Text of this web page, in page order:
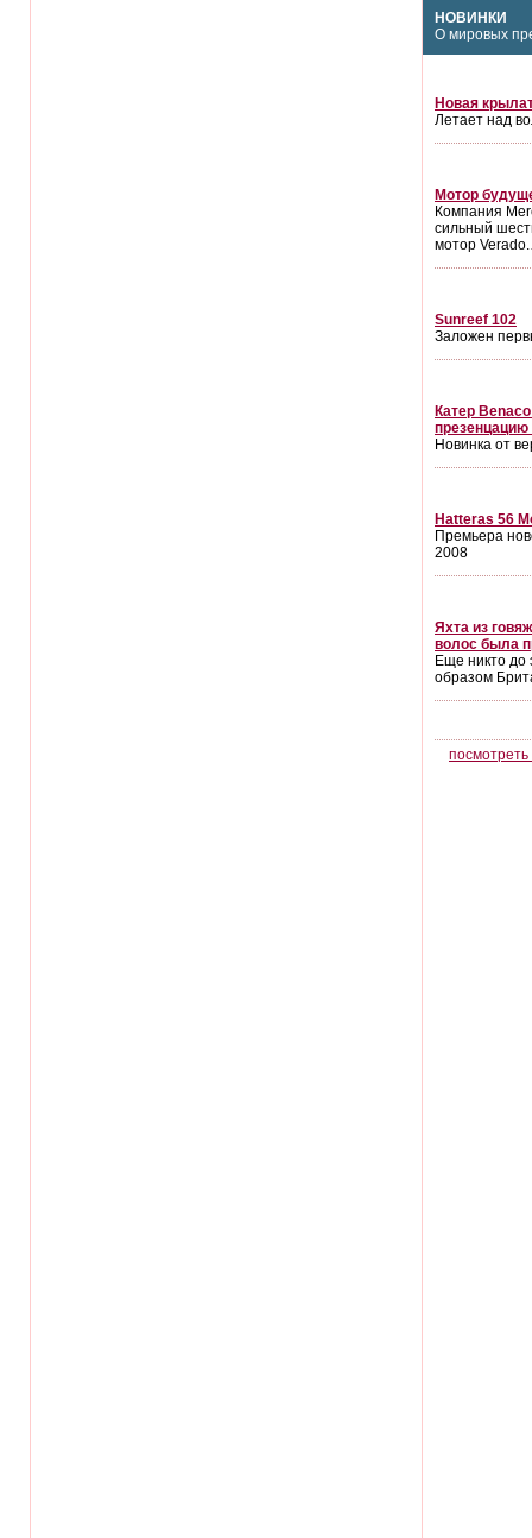
НОВИНКИ
О мировых
Новая
Летает над
Мотор
Компания
сильный
мотор
Sunreef 102
Заложен
Катер
Новинка от
Hatteras 56
Премьера
2008
Яхта из
волос была
Еще никто до
образом
посмотреть